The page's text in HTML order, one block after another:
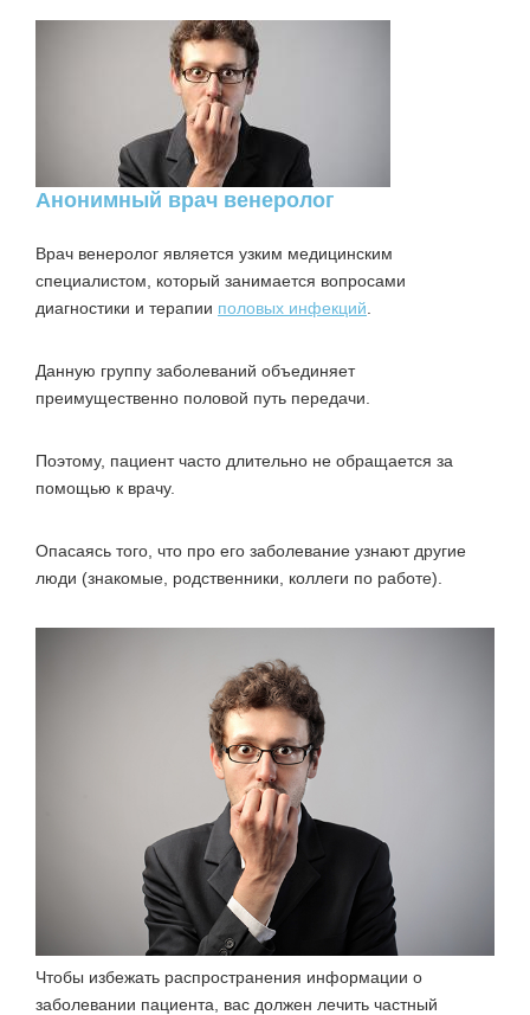
Анонимный врач венеролог
Врач венеролог является узким медицинским
специалистом, который занимается вопросами
диагностики и терапии половых инфекций
Данную группу заболеваний объединяет
преимущественно половой путь передачи.
Поэтому, пациент часто длительно не обращается за
помощью к врачу.
Опасаясь того, что про его заболевание узнают другие
люди (знакомые, родственники, коллеги по работе).
Чтобы избежать распространения информации о
заболевании пациента, вас должен лечить частный